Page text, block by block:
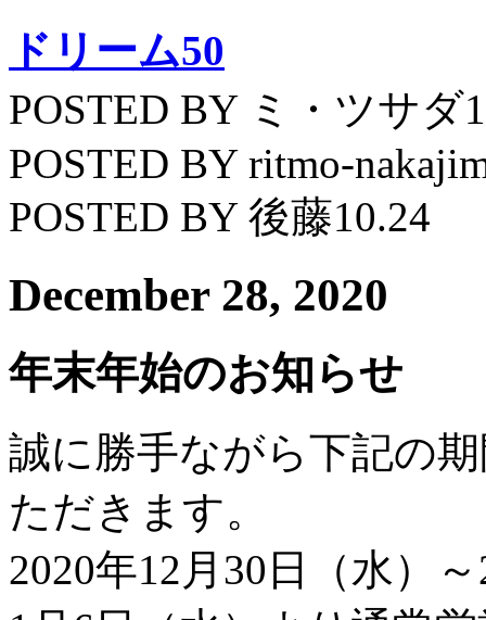
ドリーム50
POSTED BY ミ・ツサダ
POSTED BY ritmo-
POSTED BY 後藤10.24
December 28, 2020
年末年始のお知らせ
誠に勝手ながら下記の
ただきます。
2020年12月30日（水）